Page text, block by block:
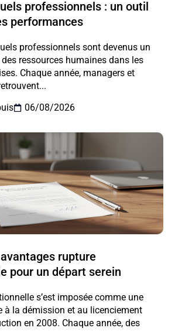
professionnels : un outil
performances
professionnels sont devenus un
ressources humaines dans les
Chaque année, managers et
06/08/2026
rupture
pour un départ serein
s’est imposée comme une
à la démission et au licenciement
en 2008. Chaque année, des